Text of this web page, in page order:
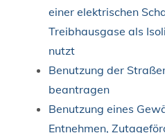
einer elektrischen
Treibhausgase als
nutzt
Benutzung der
beantragen
Benutzung eines
Entnehmen,